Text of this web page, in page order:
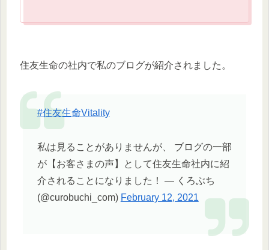
住友生命の社内で私のブログが紹介されました。
#住友生命Vitality
私は見ることがありませんが、 ブログの一部
が【お客さまの声】として住友生命社内に紹
介されることになりました！ — くろぶち
(@curobuchi_com) February 12, 2021